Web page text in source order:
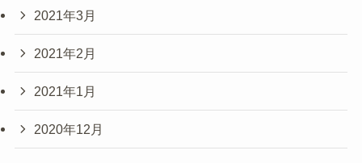
2021年3月
2021年2月
2021年1月
2020年12月